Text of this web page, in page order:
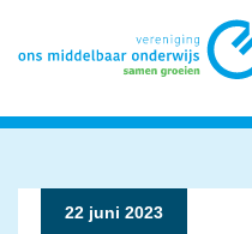
22 juni 2023